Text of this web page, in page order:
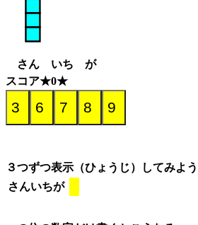
さん いち が
スコア★0★
３つずつ表示（ひょうじ）してみよう
さんいちが